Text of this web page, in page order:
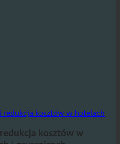
kosztów w hotelach